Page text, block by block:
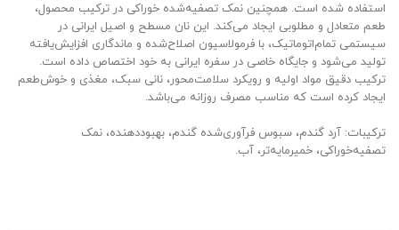
استفاده شده است. همچنین نمک تصفیه‌شده خوراکی در ترکیب محصول،
طعم متعادل و مطلوبی ایجاد می‌کند. این نان مسطح و اصیل ایرانی در
سیستمی تمام‌اتوماتیک، با فرمولاسیون اصلاح‌شده و ماندگاری افزایش‌یافته
تولید می‌شود و جایگاه خاصی در سفره ایرانی به خود اختصاص داده است.
ترکیب دقیق مواد اولیه و رویکرد سلامت‌محور، نانی سبک، مغذی و خوش‌طعم
ایجاد کرده است که مناسب مصرف روزانه می‌باشد.
ترکیبات: آرد گندم، سبوس فرآوری‌شده گندم، بهبوددهنده، نمک
تصفیه‌خوراکی، خمیرمایه‌تر، آب.